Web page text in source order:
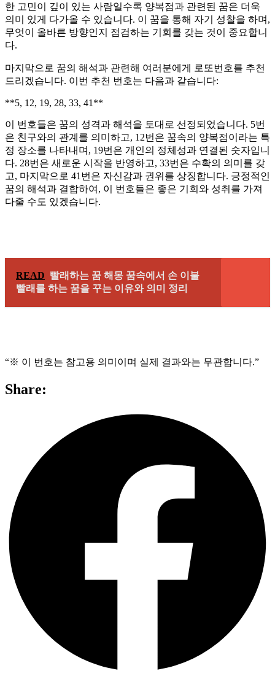
한 고민이 깊이 있는 사람일수록 양복점과 관련된 꿈은 더욱
의미 있게 다가올 수 있습니다. 이 꿈을 통해 자기 성찰을 하며,
무엇이 올바른 방향인지 점검하는 기회를 갖는 것이 중요합니
다.
마지막으로 꿈의 해석과 관련해 여러분에게 로또번호를 추천
드리겠습니다. 이번 추천 번호는 다음과 같습니다:
**5, 12, 19, 28, 33, 41**
이 번호들은 꿈의 성격과 해석을 토대로 선정되었습니다. 5번
은 친구와의 관계를 의미하고, 12번은 꿈속의 양복점이라는 특
정 장소를 나타내며, 19번은 개인의 정체성과 연결된 숫자입니
다. 28번은 새로운 시작을 반영하고, 33번은 수확의 의미를 갖
고, 마지막으로 41번은 자신감과 권위를 상징합니다. 긍정적인
꿈의 해석과 결합하여, 이 번호들은 좋은 기회와 성취를 가져
다줄 수도 있겠습니다.
READ 빨래하는 꿈 해몽 꿈속에서 손 이불
빨래를 하는 꿈을 꾸는 이유와 의미 정리
“※ 이 번호는 참고용 의미이며 실제 결과와는 무관합니다.”
Share: